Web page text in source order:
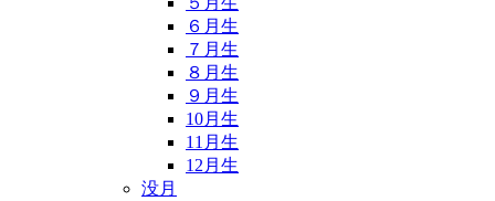
６月生
７月生
８月生
９月生
10月生
11月生
12月生
没月